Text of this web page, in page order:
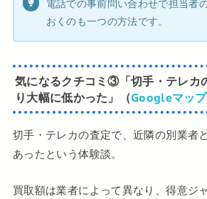
電話での事前問い合わせで担当者
おくのも一つの方法です。
気になるクチコミ③「切手・テレカ
り大幅に低かった」（Googleマップ
切手・テレカの査定で、近隣の別業者
あったという体験談。
買取額は業者によって異なり、得意ジ